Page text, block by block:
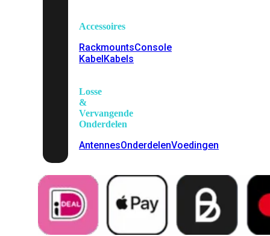
Accessoires
RackmountsConsole
KabelKabels
Losse
&
Vervangende
Onderdelen
AntennesOnderdelenVoedingen